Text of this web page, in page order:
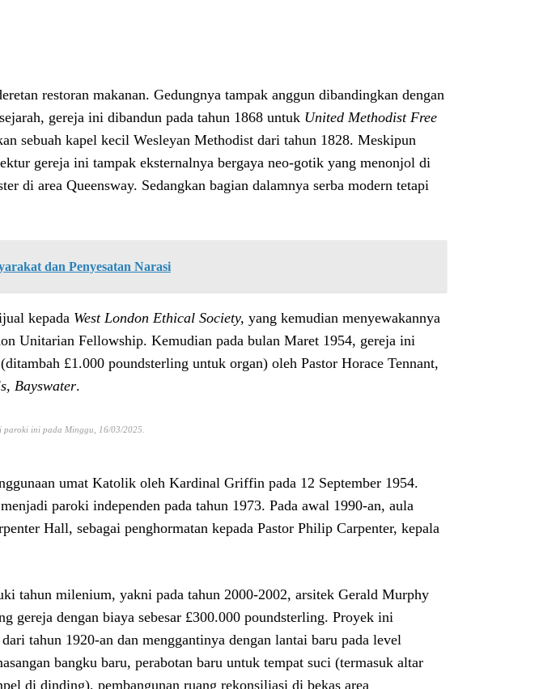
restoran makanan. Gedungnya tampak anggun dibandingkan dengan
gereja ini dibandun pada tahun 1868 untuk United Methodist Free
sebuah kapel kecil Wesleyan Methodist dari tahun 1828. Meskipun
gereja ini tampak eksternalnya bergaya neo-gotik yang menonjol di
di area Queensway. Sedangkan bagian dalamnya serba modern tetapi
dan Penyesatan Narasi
kepada West London Ethical Society, yang kemudian menyewakannya
Unitarian Fellowship. Kemudian pada bulan Maret 1954, gereja ini
£1.000 poundsterling untuk organ) oleh Pastor Horace Tennant,
, Bayswater.
paroki ini pada Minggu, 16/03/2025.
umat Katolik oleh Kardinal Griffin pada 12 September 1954.
paroki independen pada tahun 1973. Pada awal 1990-an, aula
Hall, sebagai penghormatan kepada Pastor Philip Carpenter, kepala
tahun milenium, yakni pada tahun 2000-2002, arsitek Gerald Murphy
gereja dengan biaya sebesar £300.000 poundsterling. Proyek ini
tahun 1920-an dan menggantinya dengan lantai baru pada level
bangku baru, perabotan baru untuk tempat suci (termasuk altar
di dinding), pembangunan ruang rekonsiliasi di bekas area